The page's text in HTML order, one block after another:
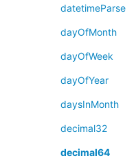
datetimeParse
dayOfMonth
dayOfWeek
dayOfYear
daysInMonth
decimal32
decimal64